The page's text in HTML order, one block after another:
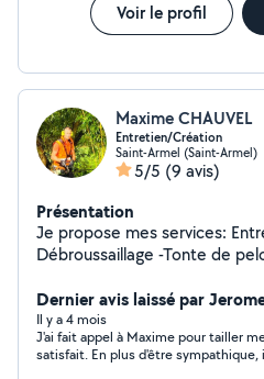
Voir le profil
Maxime CHAUVEL
Entretien/Création
Saint-Armel (Saint-Armel)
5/5 (9 avis)
Présentation
Je propose mes services: Entretien jardin: -
Débroussaillage -Tonte de pelouse -Taille
Clôture -Dallage -Gazon -Plantation -Terrasse -
Terrassement -Agencement extérieur -Petit travaux de
démolition -
Dernier avis laissé par
Il y a 4 mois
J'ai fait appel à Maxime pour tailler
satisfait. En plus d'être